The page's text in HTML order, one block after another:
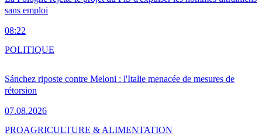
sans emploi
08:22
Sánchez riposte contre Meloni : l'Italie menacée de mesures de
rétorsion
07.08.2026
POLITIQUE
PROAGRICULTURE & ALIMENTATION